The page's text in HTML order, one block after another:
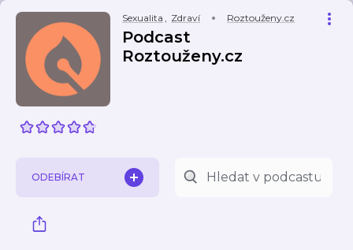
Sexualita , Zdraví Roztouženy.cz
Podcast
Roztouženy.cz
ODEBÍRAT